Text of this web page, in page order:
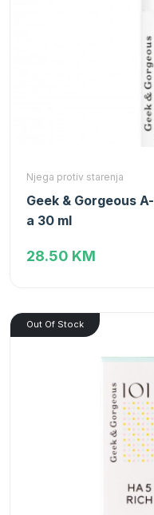
Njega protiv starenja
Geek & Gorgeous
a 30 ml
28.50 KM
Out Of Stock